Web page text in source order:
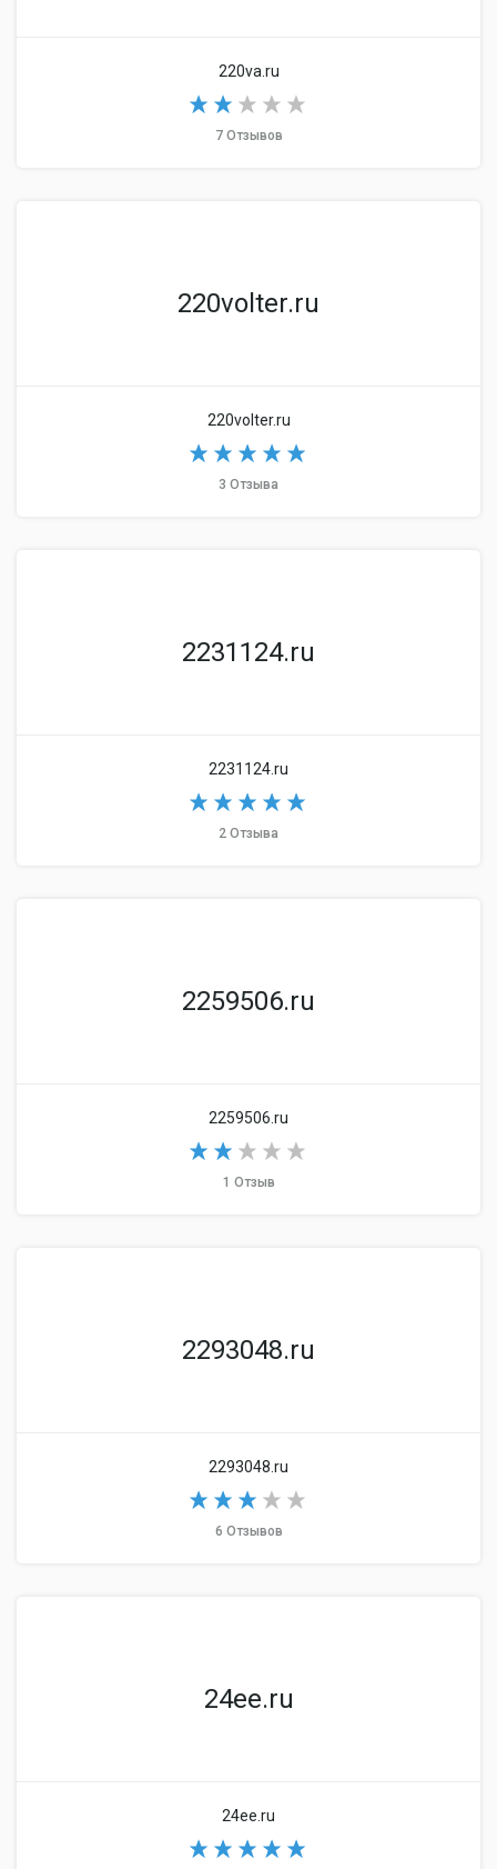
220va.ru
7 Отзывов
220volter.ru
220volter.ru
3 Отзыва
2231124.ru
2231124.ru
2 Отзыва
2259506.ru
2259506.ru
1 Отзыв
2293048.ru
2293048.ru
6 Отзывов
24ee.ru
24ee.ru